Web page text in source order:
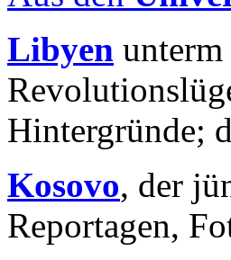
Libyen
Hintergründe;
Kosovo, der
Reportagen,